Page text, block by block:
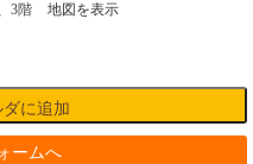
3階
地図を表示
ームへ